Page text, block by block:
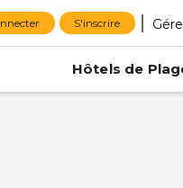
S'inscrire
Hôtels de